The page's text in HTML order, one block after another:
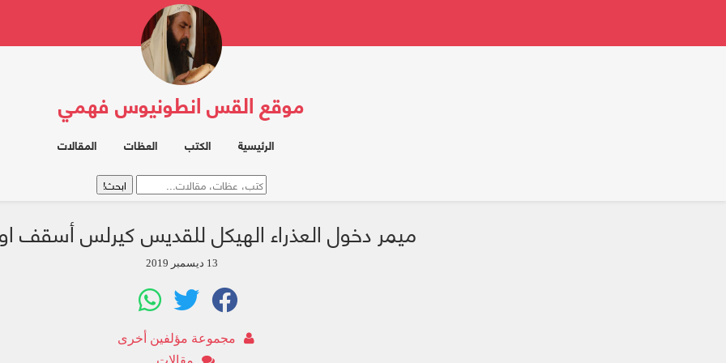
موقع القس انطونيوس فهمي
الرئيسية الكتب العظات المقالات
ميمر دخول العذراء الهيكل للقديس كيرلس أسقف
13 ديسمبر 2019
مجموعة مؤلفين أخرى
مقالات